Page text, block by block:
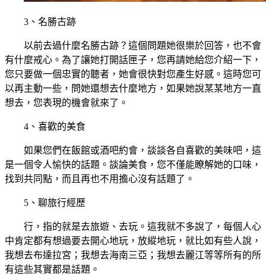
3、名勝古跡
以前去過什麼名勝古跡？這個問題她很樂於回答，也不會
有什麼戒心。為了讓她打開話匣子，您再請她給您介紹一下，
您只要做一個忠實的聽者，她會很快對您產生好感。這時您可
以再主動一些，問她還想去什麼地方，如果她說某某地方一直
想去，您表現的機會就來了。
4、喜歡的美食
如果您們在飯館或酒吧約會，談談各自喜歡的美味吧，這
是一個令人愉快的話題。談論美食，您不僅能瞭解她的口味，
找到共同點，而且再也不用擔心沒有話題了。
5、聊旅行經歷
行，指的就是去旅遊、去玩。這我就不多說了，每個人心
中肯定都有想過要去開心地玩，放縱地玩，就比如有些人說，
我想去布達拉宮；我想去海南三亞；我想去麗江等等所有的所
有這些其實都是話題。